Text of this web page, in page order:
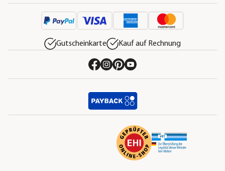
Gutscheinkarte Kauf auf Rechnung